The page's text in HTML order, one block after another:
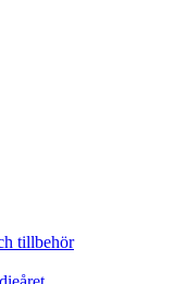
tillbehör